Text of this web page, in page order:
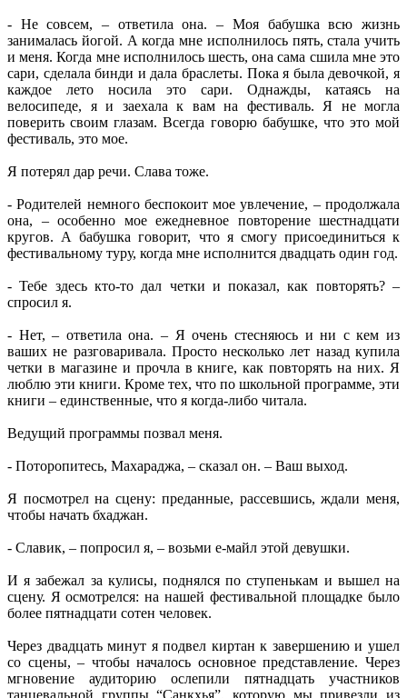
- Не совсем, – ответила она. – Моя бабушка всю жизнь
занималась йогой. А когда мне исполнилось пять, стала учить
и меня. Когда мне исполнилось шесть, она сама сшила мне это
сари, сделала бинди и дала браслеты. Пока я была девочкой, я
каждое лето носила это сари. Однажды, катаясь на
велосипеде, я и заехала к вам на фестиваль. Я не могла
поверить своим глазам. Всегда говорю бабушке, что это мой
фестиваль, это мое.
Я потерял дар речи. Слава тоже.
- Родителей немного беспокоит мое увлечение, – продолжала
она, – особенно мое ежедневное повторение шестнадцати
кругов. А бабушка говорит, что я смогу присоединиться к
фестивальному туру, когда мне исполнится двадцать один год.
- Тебе здесь кто-то дал четки и показал, как повторять? –
спросил я.
- Нет, – ответила она. – Я очень стесняюсь и ни с кем из
ваших не разговаривала. Просто несколько лет назад купила
четки в магазине и прочла в книге, как повторять на них. Я
люблю эти книги. Кроме тех, что по школьной программе, эти
книги – единственные, что я когда-либо читала.
Ведущий программы позвал меня.
- Поторопитесь, Махараджа, – сказал он. – Ваш выход.
Я посмотрел на сцену: преданные, рассевшись, ждали меня,
чтобы начать бхаджан.
- Славик, – попросил я, – возьми e-майл этой девушки.
И я забежал за кулисы, поднялся по ступенькам и вышел на
сцену. Я осмотрелся: на нашей фестивальной площадке было
более пятнадцати сотен человек.
Через двадцать минут я подвел киртан к завершению и ушел
со сцены, – чтобы началось основное представление. Через
мгновение аудиторию ослепили пятнадцать участников
танцевальной группы “Санкхья”, которую мы привезли из